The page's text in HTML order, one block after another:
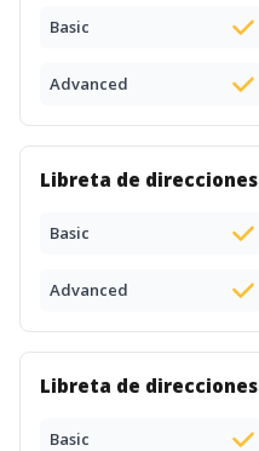
Basic
Advanced
Libreta de direcciones
Basic
Advanced
Libreta de direcciones
Basic